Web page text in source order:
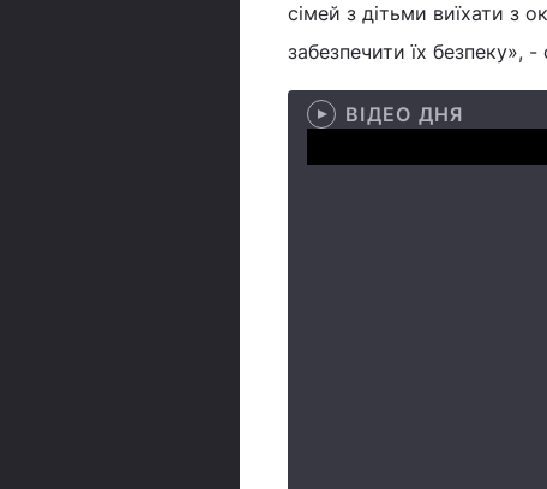
сімей з дітьми виїхати з
забезпечити їх безпеку»,
ВІДЕО ДНЯ